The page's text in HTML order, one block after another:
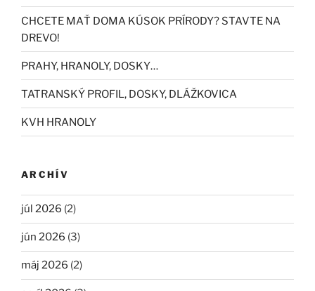
CHCETE MAŤ DOMA KÚSOK PRÍRODY? STAVTE NA
DREVO!
PRAHY, HRANOLY, DOSKY…
TATRANSKÝ PROFIL, DOSKY, DLÁŽKOVICA
KVH HRANOLY
ARCHÍV
júl 2026 (2)
jún 2026 (3)
máj 2026 (2)